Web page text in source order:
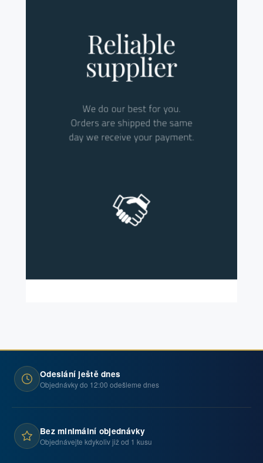
Odeslání ještě dnes
Objednávky do 12:00 odešleme dnes
Bez minimální objednávky
Objednávejte kdykoliv již od 1 kusu